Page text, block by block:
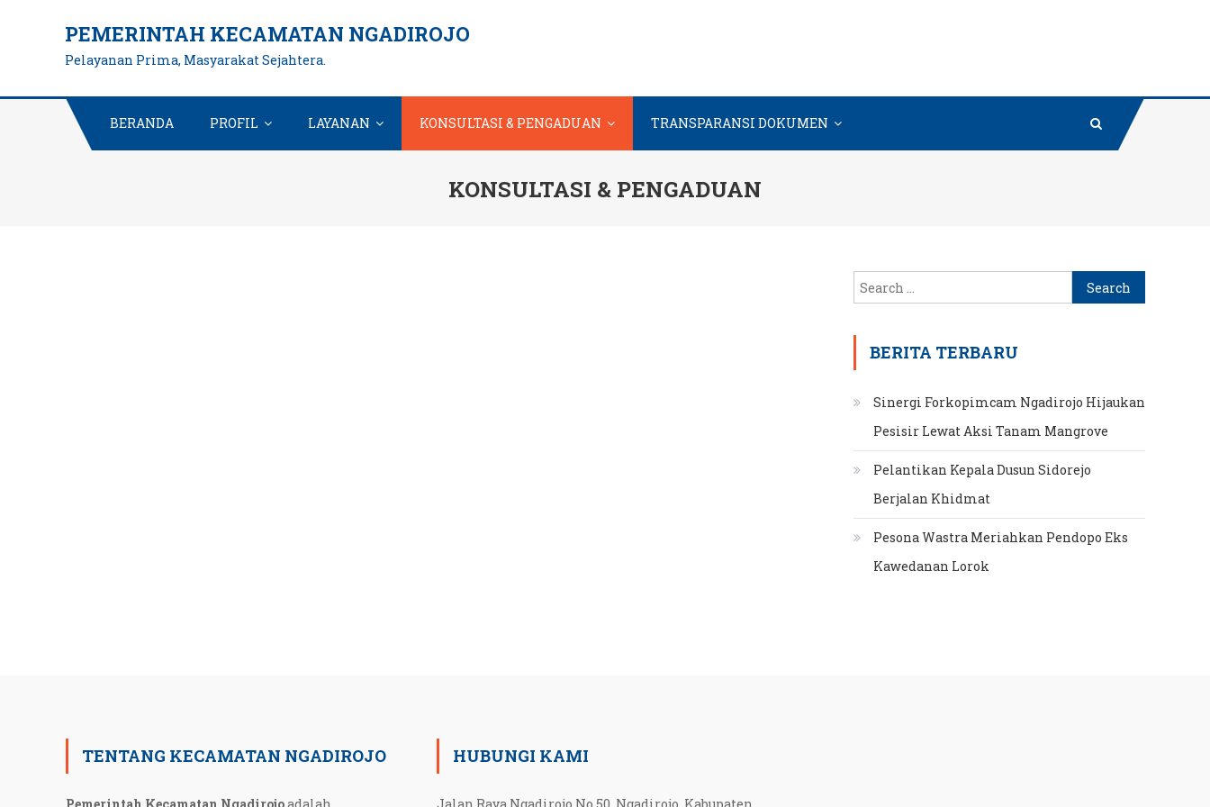
PEMERINTAH KECAMATAN NGADIROJO
Pelayanan Prima, Masyarakat Sejahtera.
BERANDA PROFIL LAYANAN KONSULTASI & PENGADUAN TRANSPARANSI DOKUMEN
KONSULTASI & PENGADUAN
Search
for:
BERITA TERBARU
Sinergi Forkopimcam Ngadirojo Hijaukan
Pesisir Lewat Aksi Tanam Mangrove
Pelantikan Kepala Dusun Sidorejo
Berjalan Khidmat
Pesona Wastra Meriahkan Pendopo Eks
Kawedanan Lorok
TENTANG KECAMATAN NGADIROJO HUBUNGI KAMI